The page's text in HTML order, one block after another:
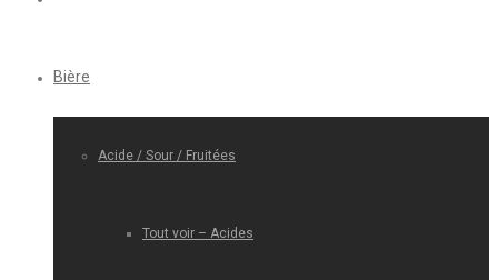
Bière
Acide / Sour / Fruitées
Tout voir – Acides